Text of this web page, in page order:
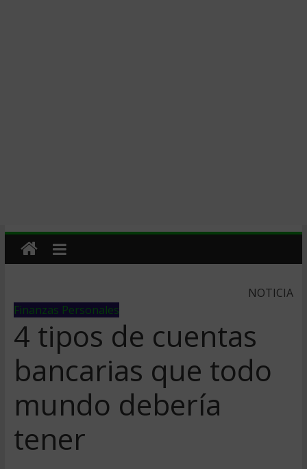
NOTICIA
Finanzas Personales
4 tipos de cuentas
bancarias que todo
mundo debería
tener